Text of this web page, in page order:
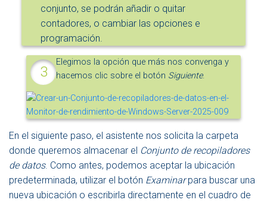
conjunto, se podrán añadir o quitar
contadores, o cambiar las opciones e
programación.
Elegimos la opción que más nos convenga y
hacemos clic sobre el botón Siguiente.
En el siguiente paso, el asistente nos solicita la carpeta
donde queremos almacenar el Conjunto de recopiladores
de datos. Como antes, podemos aceptar la ubicación
predeterminada, utilizar el botón Examinarpara buscar una
nueva ubicación o escribirla directamente en el cuadro de